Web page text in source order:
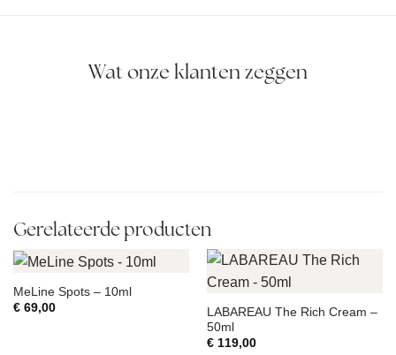
Wat onze klanten zeggen
Gerelateerde producten
MeLine Spots – 10ml
€69,00
LABAREAU The Rich Cream –
50ml
€119,00